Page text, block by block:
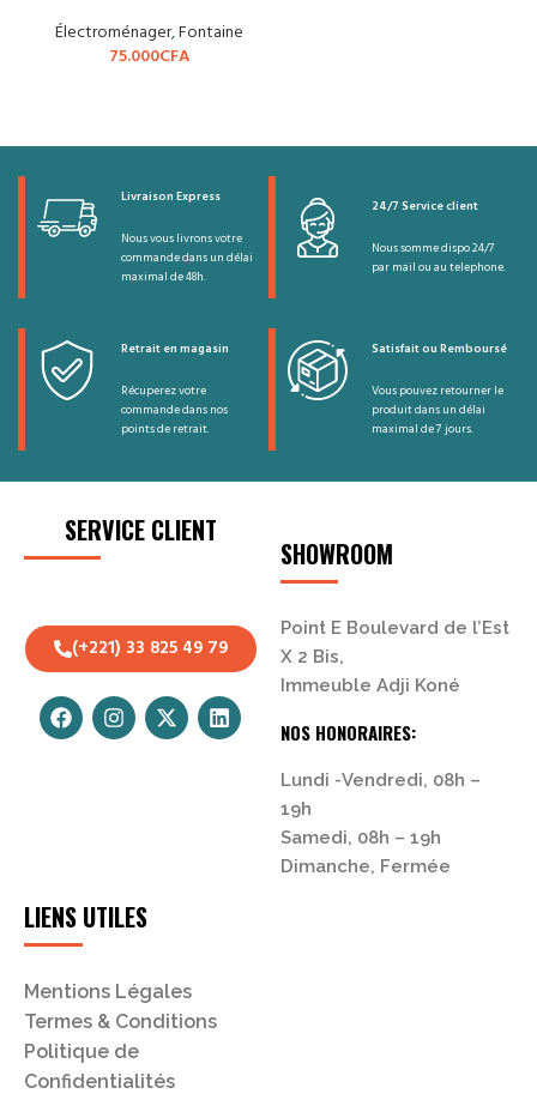
Électroménager,Fontaine
75.000CFA
Livraison Express
Nous vous livrons votre
commande dans un délai
maximal de 48h.
24/7 Service client
Nous somme dispo 24/7
par mail ou au telephone.
Retrait en magasin
Récuperez votre
commande dans nos
points de retrait.
Satisfait ou Remboursé
Vous pouvez retourner le
produit dans un délai
maximal de 7 jours.
SERVICE CLIENT
(+221) 33 825 49 79
SHOWROOM
Point E Boulevard de l’Est
X 2 Bis,
Immeuble Adji Koné
NOS HONORAIRES:
Lundi -Vendredi, 08h –
19h
Samedi, 08h – 19h
Dimanche, Fermée
LIENS UTILES
Mentions Légales
Termes & Conditions
Politique de
Confidentialités